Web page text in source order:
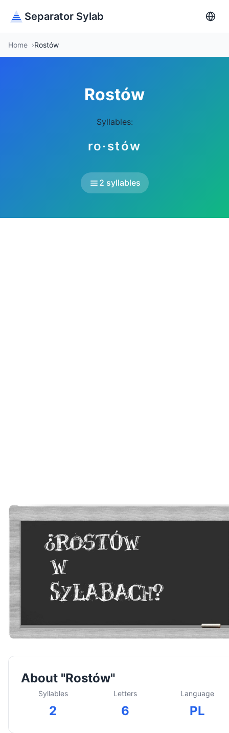
Separator Sylab
Home Rostów
Rostów
Syllables:
ro·stów
2 syllables
About "Rostów"
Syllables
2
Letters
6
Language
PL